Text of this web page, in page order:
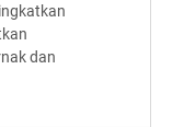
dan